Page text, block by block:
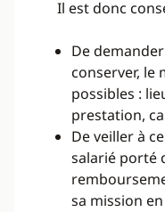
Il est donc
De
conserver, le
possibles :
prestation,
De veiller à
salarié porté
sa mission